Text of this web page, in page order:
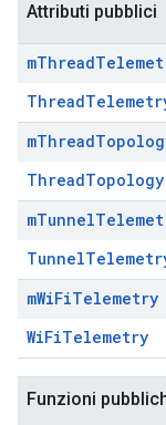
Attributi pubblici
mThread
mThread
ThreadTopology
mTunnel
mWiFiTelemetry
WiFiTelemetry
Funzioni